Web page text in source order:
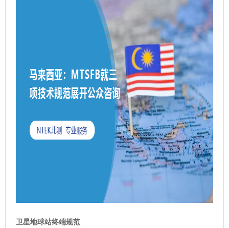
卫星地球站终端规范